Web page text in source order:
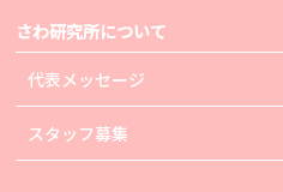
さわ研究所について
代表メッセージ
スタッフ募集